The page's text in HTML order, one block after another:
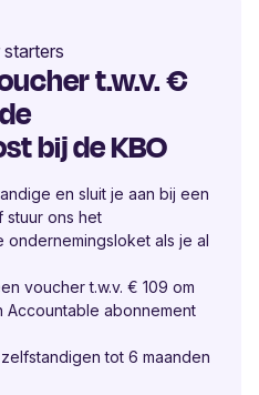
t.w.v. €
bij de KBO
en sluit je aan bij een
stuur ons het
ondernemingsloket als je al
voucher t.w.v. € 109 om
abonnement
tot 6 maanden